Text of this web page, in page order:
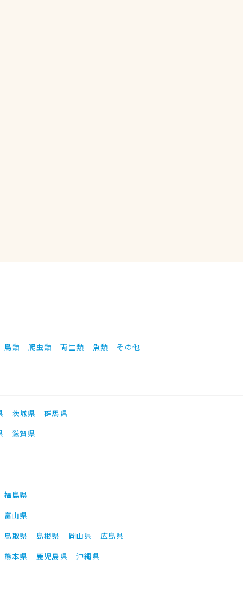
鳥類 爬虫類 両生類 魚類 その他
茨城県
群馬県
滋賀県
福島県
富山県
鳥取県 島根県 岡山県
広島県
熊本県 鹿児島県 沖縄県